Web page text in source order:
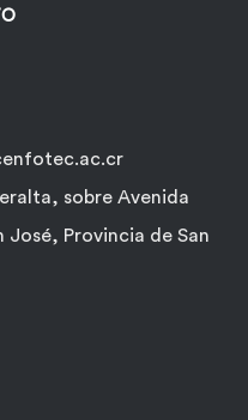
sobre Avenida
José, Provincia de San